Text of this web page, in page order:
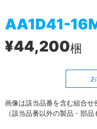
AA1D41-
¥44,200梱
画像は該当品番を含む組合せ
（該当品番以外の製品・部品